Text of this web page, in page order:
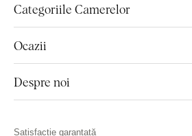
Categoriile Camerelor
Ocazii
Despre noi
Satisfacție garantată